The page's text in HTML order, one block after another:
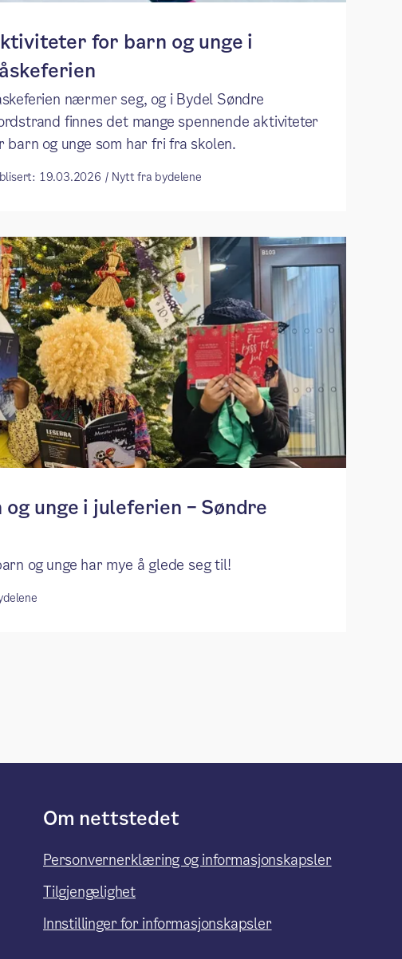
for barn og unge i
nærmer seg, og i Bydel Søndre
finnes det mange spennende aktiviteter
barn og unge som har fri fra skolen.
19.03.2026 / Nytt fra bydelene
unge i juleferien – Søndre
og unge har mye å glede seg til!
Om nettstedet
Personvernerklæring og informasjonskapsler
Tilgjengelighet
Innstillinger for informasjonskapsler